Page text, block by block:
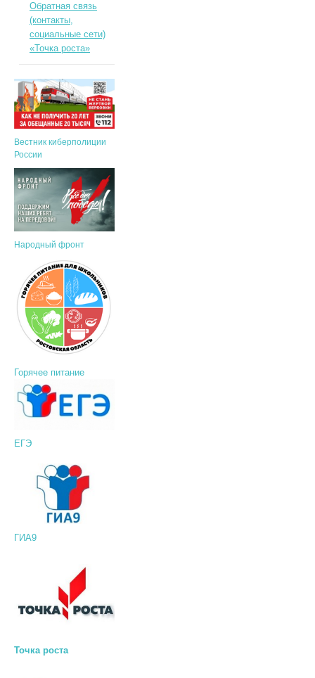
Обратная связь
(контакты,
социальные сети)
«Точка роста»
Вестник киберполиции
России
Народный фронт
Горячее питание
ЕГЭ
ГИА9
Точка роста